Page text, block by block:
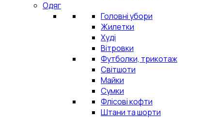
Одяг
Головні убори
Жилетки
Худі
Вітровки
Футболки, трикотаж
Світшоти
Майки
Сумки
Флісові кофти
Штани та шорти